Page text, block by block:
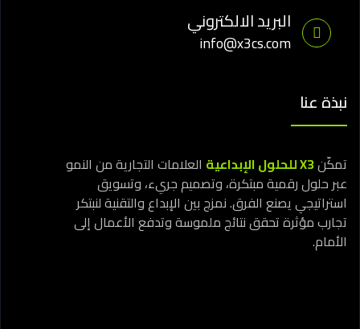
البريد الالكتروني
info@x3cs.com
نبذة عنا
تمكّنX3 للحلول الإبداعية
العلامات التجارية من النمو
عبر حلول رقمية مبتكرة، وتصميم جريء، وتسويق
استراتيجي يصنع الفرق. نمزج بين الإبداع والتقنية لنبتكر
تجارب مؤثرة تحقق نتائج ملموسة وتدفع الأعمال إلى
الأمام.